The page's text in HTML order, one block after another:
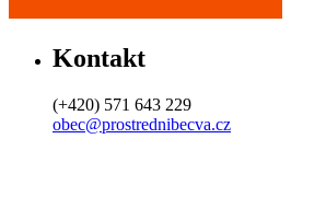
Kontakt
(+420) 571 643 229
obec@prostrednibecva.cz